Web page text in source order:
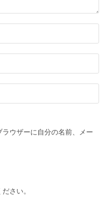
ウザーに自分の名前、メー
さい。